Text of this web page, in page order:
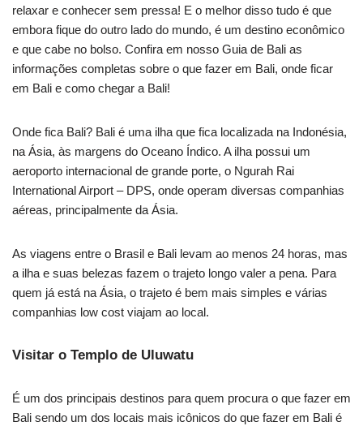
relaxar e conhecer sem pressa! E o melhor disso tudo é que
embora fique do outro lado do mundo, é um destino econômico
e que cabe no bolso. Confira em nosso Guia de Bali as
informações completas sobre o que fazer em Bali, onde ficar
em Bali e como chegar a Bali!
Onde fica Bali? Bali é uma ilha que fica localizada na Indonésia,
na Ásia, às margens do Oceano Índico. A ilha possui um
aeroporto internacional de grande porte, o Ngurah Rai
International Airport – DPS, onde operam diversas companhias
aéreas, principalmente da Ásia.
As viagens entre o Brasil e Bali levam ao menos 24 horas, mas
a ilha e suas belezas fazem o trajeto longo valer a pena. Para
quem já está na Ásia, o trajeto é bem mais simples e várias
companhias low cost viajam ao local.
Visitar o Templo de Uluwatu
É um dos principais destinos para quem procura o que fazer em
Bali sendo um dos locais mais icônicos do que fazer em Bali é